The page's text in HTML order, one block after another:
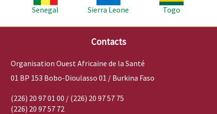
Senegal
Sierra Leone
Togo
Contacts
Organisation Ouest Africaine de la Santé
01 BP 153 Bobo-Dioulasso 01 / Burkina Faso
(226) 20 97 01 00 / (226) 20 97 57 75
(226) 20 97 57 72